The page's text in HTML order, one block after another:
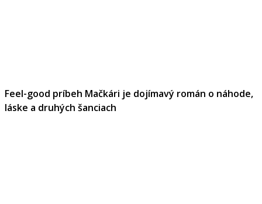
Feel-good príbeh Mačkári je dojímavý román o náhode,
láske a druhých šanciach